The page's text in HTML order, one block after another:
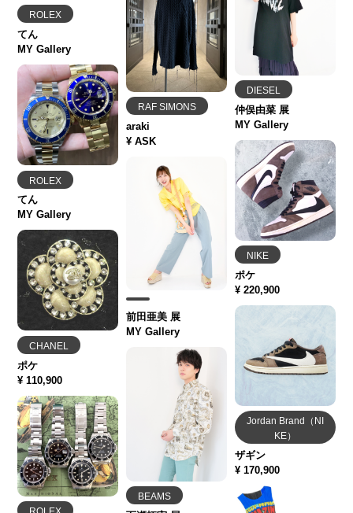
ROLEX
てん
MY Gallery
ROLEX
てん
MY Gallery
CHANEL
ポケ
¥ 110,900
RAF SIMONS
araki
¥ ASK
前田亜美 展
MY Gallery
BEAMS
DIESEL
仲俣由菜 展
MY Gallery
NIKE
ポケ
¥ 220,900
Jordan Brand（NI
KE）
ザギン
¥ 170,900